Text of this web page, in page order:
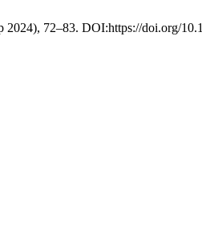
2024), 72–83. DOI:https://doi.org/